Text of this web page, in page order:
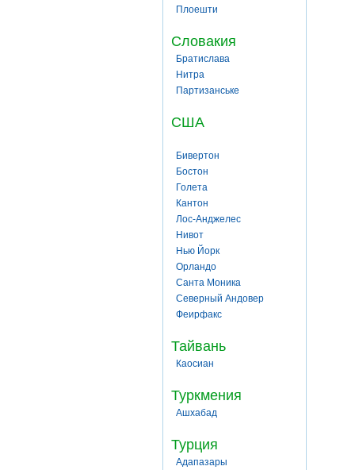
Плоешти
Словакия
Братислава
Нитра
Партизанське
США
Бивертон
Бостон
Голета
Кантон
Лос-Анджелес
Нивот
Нью Йорк
Орландо
Санта Моника
Северный Андовер
Феирфакс
Тайвань
Каосиан
Туркмения
Ашхабад
Турция
Адапазары